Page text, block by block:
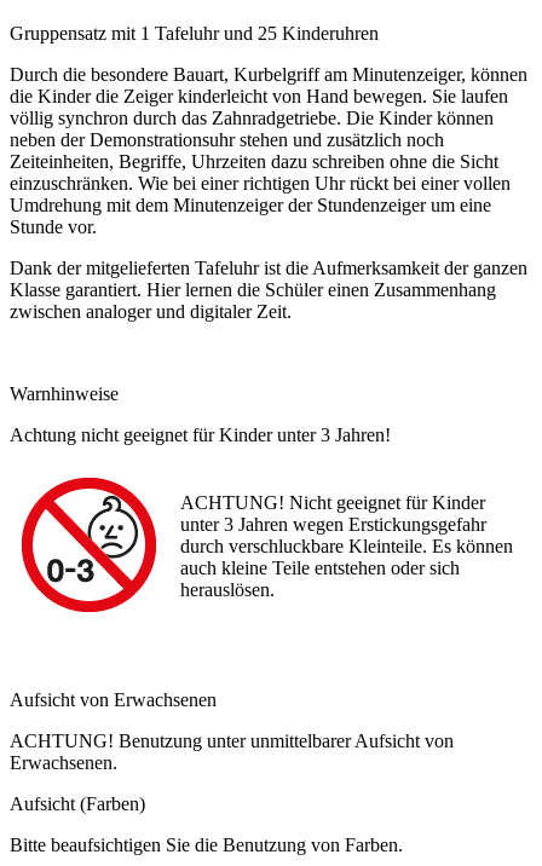
Gruppensatz mit 1 Tafeluhr und 25 Kinderuhren
Durch die besondere Bauart, Kurbelgriff am Minutenzeiger, können
die Kinder die Zeiger kinderleicht von Hand bewegen. Sie laufen
völlig synchron durch das Zahnradgetriebe. Die Kinder können
neben der Demonstra­tionsuhr stehen und zusätzlich noch
Zeiteinheiten, Begriffe, Uhrzeiten dazu schreiben ohne die Sicht
einzuschränken. Wie bei einer richtigen Uhr rückt bei einer vollen
Umdrehung mit dem Minutenzeiger der Stundenzeiger um eine
Stunde vor.
Dank der mitgelieferten Tafeluhr ist die Aufmerksamkeit der ganzen
Klasse garantiert. Hier lernen die Schüler einen Zusammenhang
zwischen analoger und digitaler Zeit.
Warnhinweise
Achtung nicht geeignet für Kinder unter 3 Jahren!
ACHTUNG! Nicht geeignet für Kinder
unter 3 Jahren wegen Erstickungsgefahr
durch verschluckbare Kleinteile. Es können
auch kleine Teile entstehen oder sich
herauslösen.
Aufsicht von Erwachsenen
ACHTUNG! Benutzung unter unmittelbarer Aufsicht von
Erwachsenen.
Aufsicht (Farben)
Bitte beaufsichtigen Sie die Benutzung von Farben.